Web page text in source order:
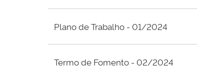
Plano de Trabalho - 01/2024
Termo de Fomento - 02/2024